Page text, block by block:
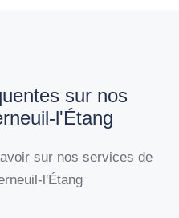
sur nos
l'Étang
sur nos services de
l'Étang